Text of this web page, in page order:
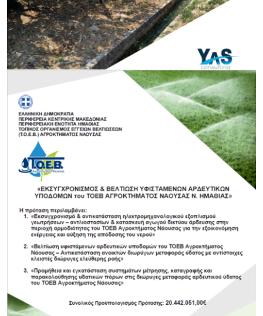
Τεκμηρίωση Διαχειριστικής Επάρκειας Παρόχων